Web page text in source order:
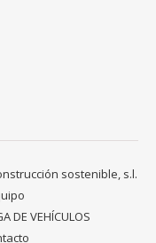
sostenible, s.l.
DE VEHÍCULOS